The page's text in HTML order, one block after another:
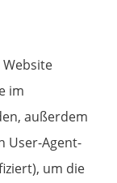
im
außerdem
User-Agent-
um die